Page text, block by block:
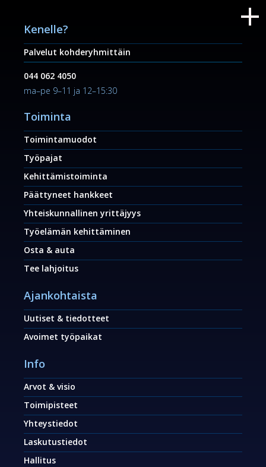
Kenelle?
Palvelut kohderyhmittäin
044 062 4050
ma–pe 9–11 ja 12–15:30
Toiminta
Toimintamuodot
Työpajat
Kehittämistoiminta
Päättyneet hankkeet
Yhteiskunnallinen yrittäjyys
Työelämän kehittäminen
Osta & auta
Tee lahjoitus
Ajankohtaista
Uutiset & tiedotteet
Avoimet työpaikat
Info
Arvot & visio
Toimipisteet
Yhteystiedot
Laskutustiedot
Hallitus